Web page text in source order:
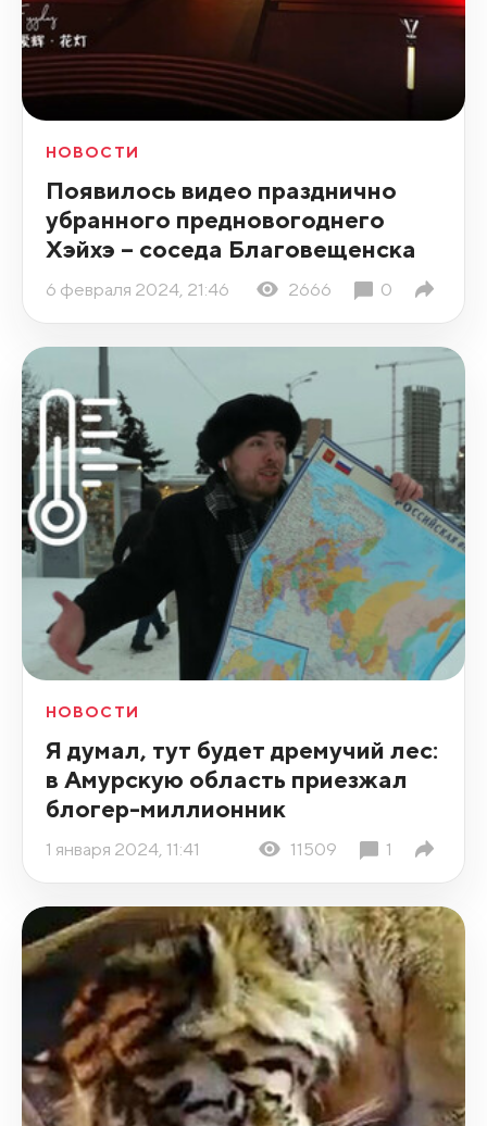
НОВОСТИ
Появилось видео празднично
убранного предновогоднего
Хэйхэ – соседа Благовещенска
6 февраля 2024, 21:46 2666 0
НОВОСТИ
Я думал, тут будет дремучий лес:
в Амурскую область приезжал
блогер-миллионник
1 января 2024, 11:41 11509 1